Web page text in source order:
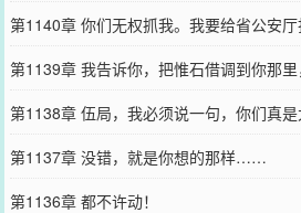
第1140章 你们无权抓我。我要给省公安
第1139章 我告诉你，把惟石借调到你那里
第1138章 伍局，我必须说一句，你们真是
第1137章 没错，就是你想的那样……
第1136章 都不许动！